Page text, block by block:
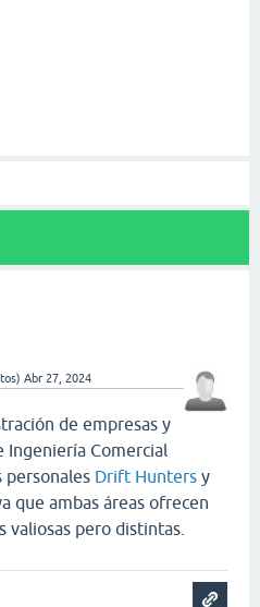
Abr 27, 2024
de empresas y
Ingeniería Comercial
personales Drift Hunters y
que ambas áreas ofrecen
valiosas pero distintas.